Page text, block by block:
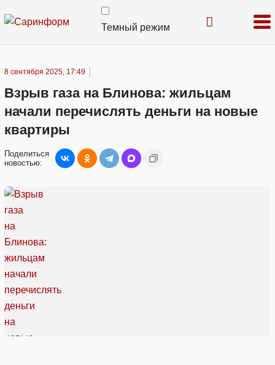
Темный режим
8 сентября 2025, 17:49
Взрыв газа на Блинова: жильцам
начали перечислять деньги на новые
квартиры
Поделиться
новостью: